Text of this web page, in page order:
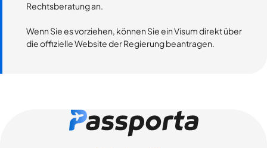
Rechtsberatung an.
Wenn Sie es vorziehen, können Sie ein Visum direkt über
die offizielle Website der Regierung beantragen.